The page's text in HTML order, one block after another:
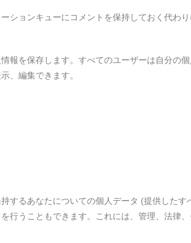
ションキューにコメントを保持しておく代わ
を保存します。すべてのユーザーは自分の
、編集できます。
するあなたについての個人データ (提供した
行うこともできます。これには、管理、法律